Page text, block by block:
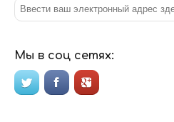
Мы в соц сетях: